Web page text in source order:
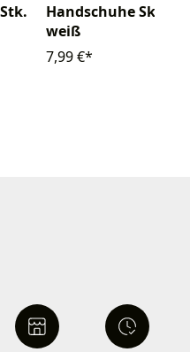
Handschuhe
weiß
7,99 €*